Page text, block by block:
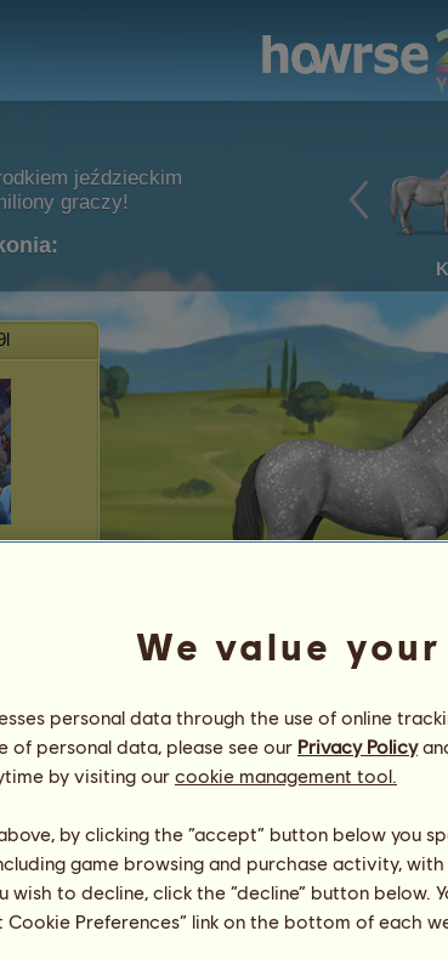
jeździeckim
graczy!
Krezus Junior
09:30
Zdrowie
Morale
Umiejętności
We value
personal data through the use of online
of personal data, please see our Privacy Policy
by visiting our cookie management tool.
by clicking the “accept” button below you
game browsing and purchase activity,
wish to decline, click the “decline” button below.
Cookie Preferences” link on the bottom of each